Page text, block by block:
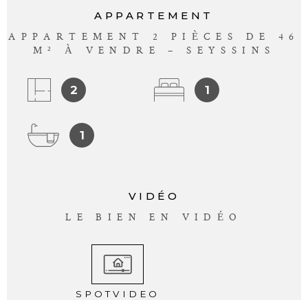
APPARTEMENT
APPARTEMENT 2 PIÈCES DE 46
M² À VENDRE – SEYSSINS
2 1
1
VIDÉO
LE BIEN EN VIDÉO
SPOTVIDEO